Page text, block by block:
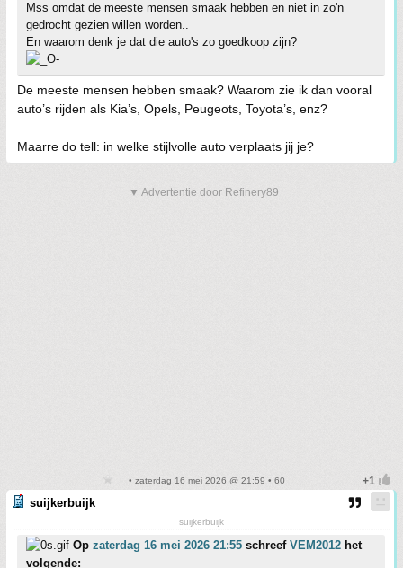
Mss omdat de meeste mensen smaak hebben en niet in zo'n
gedrocht gezien willen worden..
En waarom denk je dat die auto's zo goedkoop zijn?
De meeste mensen hebben smaak? Waarom zie ik dan vooral
auto’s rijden als Kia’s, Opels, Peugeots, Toyota’s, enz?
Maarre do tell: in welke stijlvolle auto verplaats jij je?
▼ Advertentie door Refinery89
• zaterdag 16 mei 2026 @ 21:59 • 60
suijkerbuijk
suijkerbuijk
Op zaterdag 16 mei 2026 21:55 schreef VEM2012 het
volgende: